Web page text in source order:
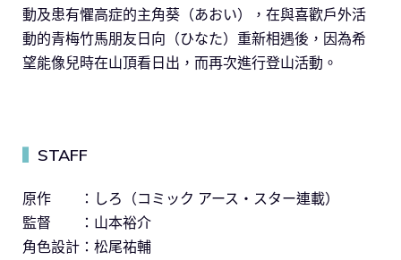
動及患有懼高症的主角葵（あおい），在與喜歡戶外活
動的青梅竹馬朋友日向（ひなた）重新相遇後，因為希
望能像兒時在山頂看日出，而再次進行登山活動。
STAFF
原作 ：しろ（コミック アース・スター連載）
監督 ：山本裕介
角色設計：松尾祐輔